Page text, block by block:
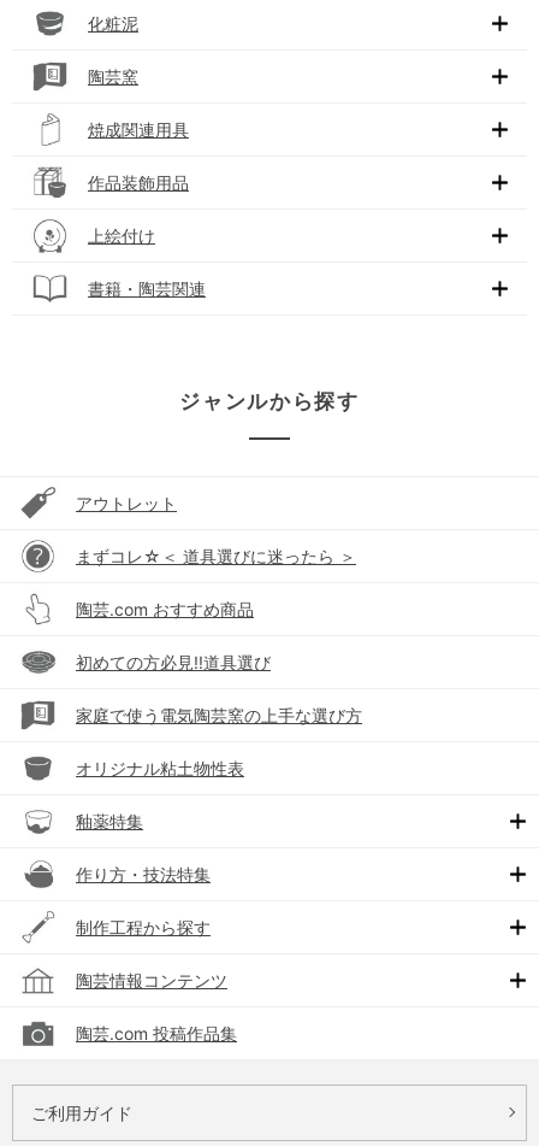
化粧泥
陶芸窯
焼成関連用具
作品装飾用品
上絵付け
書籍・陶芸関連
ジャンルから探す
アウトレット
まずコレ☆＜ 道具選びに迷ったら ＞
陶芸.com おすすめ商品
初めての方必見!!道具選び
家庭で使う電気陶芸窯の上手な選び方
オリジナル粘土物性表
釉薬特集
作り方・技法特集
制作工程から探す
陶芸情報コンテンツ
陶芸.com 投稿作品集
ご利用ガイド